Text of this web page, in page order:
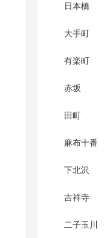
日本橋
大手町
有楽町
赤坂
田町
麻布十番
下北沢
吉祥寺
二子玉川